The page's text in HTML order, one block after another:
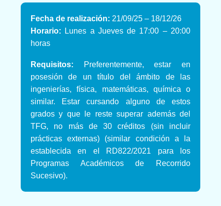
Fecha de realización: 21/09/25 – 18/12/26
Horario:
Lunes a Jueves de 17:00 – 20:00
horas
Requisitos:
Preferentemente, estar en
posesión de un título del ámbito de las
ingenierías, física, matemáticas, química o
similar. Estar cursando alguno de estos
grados y que le reste superar además del
TFG, no más de 30 créditos (sin incluir
prácticas externas) (similar condición a la
establecida en el RD822/2021 para los
Programas Académicos de Recorrido
Sucesivo).